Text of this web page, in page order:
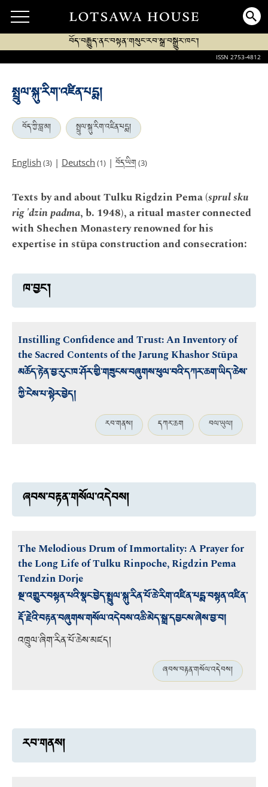
བོད་བརྒྱུད་ནང་བསྟན་གསུང་རབ་སྒྲ་བསྒྱུར་ཁང་།
ISSN 2753-4812
སྤྲུལ་སྐུ་རིག་འཛིན་པདྨ།
བོད་ཀྱི་བླ་མ། སྤྲུལ་སྐུ་རིག་འཛིན་པདྨ།
English (3) | Deutsch (1) | བོད་ཡིག (3)
Texts by and about Tulku Rigdzin Pema (sprul sku
rig 'dzin padma, b. 1948), a ritual master connected
with Shechen Monastery renowned for his
expertise in stūpa construction and consecration:
ཁ་བྱང་།
Instilling Confidence and Trust: An Inventory of
the Sacred Contents of the Jarung Khashor Stūpa
མཆོད་རྟེན་བྱ་རུང་ཁ་ཤོར་གྱི་གཟུངས་བཞུགས་ཕུལ་བའི་དཀར་ཆག་ཡིད་ཆེས་
ཀྱི་ངེས་པ་སྟེར་བྱེད།
རབ་གནས། དཀར་ཆག བལ་ཡུལ།
ཞབས་བརྟན་གསོལ་འདེབས།
The Melodious Drum of Immortality: A Prayer for
the Long Life of Tulku Rinpoche, Rigdzin Pema
Tendzin Dorje
སྔ་འགྱུར་བསྟན་པའི་སྣང་བྱེད་སྤྲུལ་སྐུ་རིན་པོ་ཆེ་རིག་འཛིན་པདྨ་བསྟན་འཛིན་
རྡོ་རྗེའི་བརྟན་བཞུགས་གསོལ་འདེབས་འཆི་མེད་སྒྲ་དབྱངས་ཞེས་བྱ་བ།
འཁྲུལ་ཞིག་རིན་པོ་ཆེས་མཛད།
ཞབས་བརྟན་གསོལ་འདེབས།
རབ་གནས།